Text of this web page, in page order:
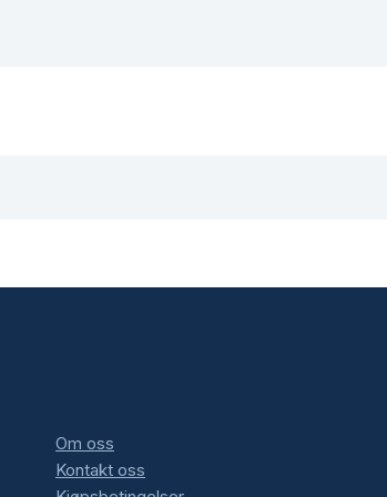
Om oss
Kontakt oss